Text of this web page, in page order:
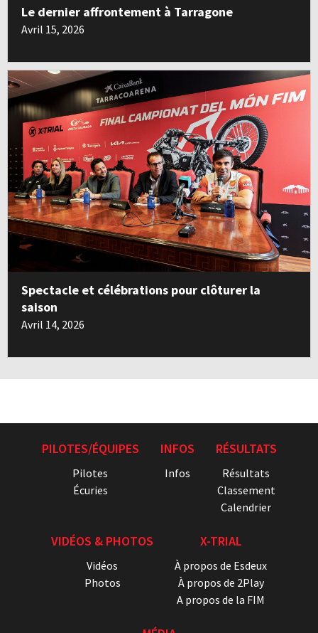
Le dernier affrontement à Tarragone
Avril 15, 2026
Spectacle et célébrations pour clôturer la
saison
Avril 14, 2026
PILOTES/ÉQUIPES
Pilotes
Écuries
INFOS
Infos
RÉSULTATS
Résultats
Classement
Calendrier
VIDÉOS & PHOTOS
Vidéos
Photos
X-TRIAL
À propos de Esdeux
À propos de 2Play
A propos de la FIM